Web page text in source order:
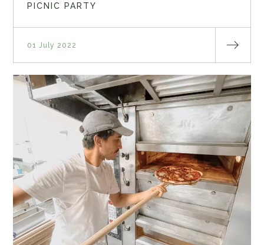
PICNIC PARTY
01 July 2022